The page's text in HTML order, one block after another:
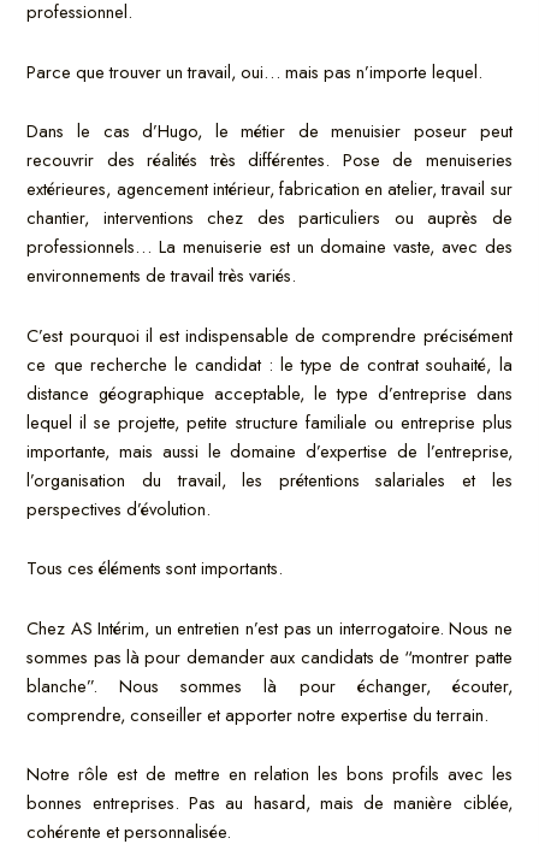
professionnel.
Parce que trouver un travail, oui… mais pas n’importe lequel.
Dans le cas d’Hugo, le métier de menuisier poseur peut
recouvrir des réalités très différentes. Pose de menuiseries
extérieures, agencement intérieur, fabrication en atelier, travail sur
chantier, interventions chez des particuliers ou auprès de
professionnels… La menuiserie est un domaine vaste, avec des
environnements de travail très variés.
C’est pourquoi il est indispensable de comprendre précisément
ce que recherche le candidat : le type de contrat souhaité, la
distance géographique acceptable, le type d’entreprise dans
lequel il se projette, petite structure familiale ou entreprise plus
importante, mais aussi le domaine d’expertise de l’entreprise,
l’organisation du travail, les prétentions salariales et les
perspectives d’évolution.
Tous ces éléments sont importants.
Chez AS Intérim, un entretien n’est pas un interrogatoire. Nous ne
sommes pas là pour demander aux candidats de “montrer patte
blanche”. Nous sommes là pour échanger, écouter,
comprendre, conseiller et apporter notre expertise du terrain.
Notre rôle est de mettre en relation les bons profils avec les
bonnes entreprises. Pas au hasard, mais de manière ciblée,
cohérente et personnalisée.